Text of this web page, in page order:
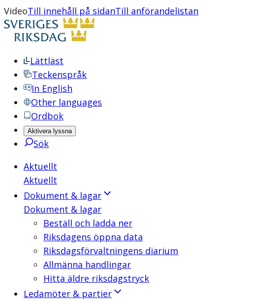
VideoTill innehåll på sidanTill anförandelistan
Lättläst
Teckenspråk
In English
Other languages
Ordbok
Aktivera lyssna
Sök
Aktuellt
Aktuellt
Dokument & lagar
Dokument & lagar
Beställ och ladda ner
Riksdagens öppna data
Riksdagsförvaltningens diarium
Allmänna handlingar
Hitta äldre riksdagstryck
Ledamöter & partier